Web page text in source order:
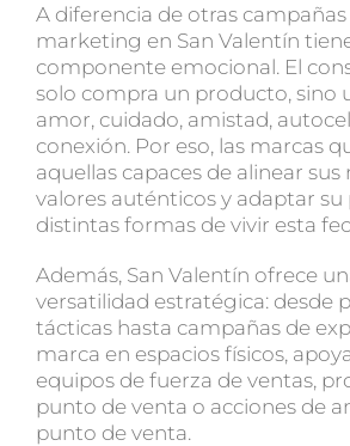
A diferencia de otras campañas
marketing en San Valentín
componente emocional. El
solo compra un producto, sino
amor, cuidado, amistad,
conexión. Por eso, las marcas
aquellas capaces de alinear sus
valores auténticosy adaptar su
distintas formas de vivir esta
Además, San Valentín ofrece
versatilidad estratégica: desde
tácticas hasta campañas de
marca en espacios físicos,
equipos de fuerza de ventas,
punto de venta o acciones de
punto de venta.